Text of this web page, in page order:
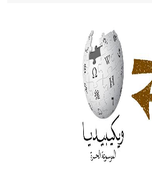
ورسالته في جروح الرأس. ويعود
الدين والفلسفة.
حيواني يتكون في البحر ويتركب
وهو أحمر أو شديد الحمرة وهو
الحجم ويسمى الش